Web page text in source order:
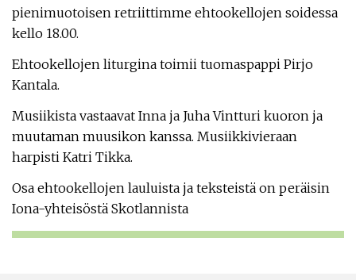
pienimuotoisen retriittimme ehtookellojen soidessa
kello 18.00.
Ehtookellojen liturgina toimii tuomaspappi Pirjo
Kantala.
Musiikista vastaavat Inna ja Juha Vintturi kuoron ja
muutaman muusikon kanssa. Musiikkivieraan
harpisti Katri Tikka.
Osa ehtookellojen lauluista ja teksteistä on peräisin
Iona-yhteisöstä Skotlannista